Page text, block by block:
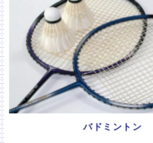
バドミントン